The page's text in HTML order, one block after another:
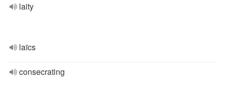
laity
laïcs
consecrating